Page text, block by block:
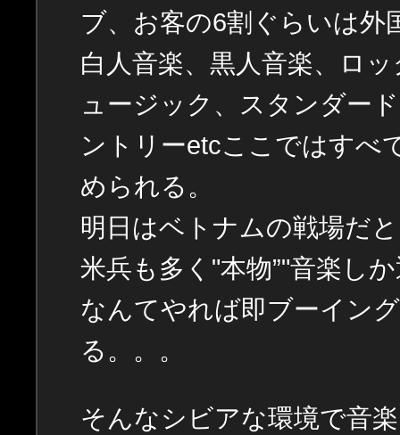
ブ、お客の6割ぐらいは外
白人音楽、黒人音楽、ロ
ュージック、スタンダー
ントリーetcここではすべ
められる。
明日はベトナムの戦場だ
米兵も多く"本物”"音楽し
なんてやれば即ブーイン
る。。。
そんなシビアな環境で音